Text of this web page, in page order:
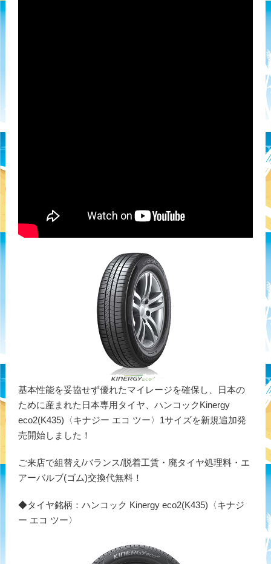
基本性能を妥協せず優れたマイレージを確保し、日本の
ために産まれた日本専用タイヤ、ハンコックKinergy
eco2(K435)〈キナジー エコ ツー〉1サイズを新規追加発
売開始しました！
ご来店で組替え/バランス/脱着工賃・廃タイヤ処理料・エ
アーバルブ(ゴム)交換代無料！
◆タイヤ銘柄：ハンコック Kinergy eco2(K435)〈キナジ
ー エコ ツー〉